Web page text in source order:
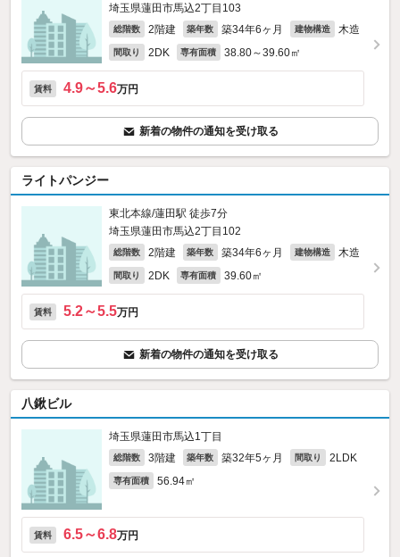
埼玉県蓮田市馬込2丁目103
総階数 2階建 築年数 築34年6ヶ月 建物構造 木造
間取り 2DK 専有面積 38.80～39.60㎡
賃料 4.9～5.6万円
新着の物件の通知を受け取る
ライトパンジー
東北本線/蓮田駅 徒歩7分
埼玉県蓮田市馬込2丁目102
総階数 2階建 築年数 築34年6ヶ月 建物構造 木造
間取り 2DK 専有面積 39.60㎡
賃料 5.2～5.5万円
新着の物件の通知を受け取る
八鍬ビル
埼玉県蓮田市馬込1丁目
総階数 3階建 築年数 築32年5ヶ月 間取り 2LDK
専有面積 56.94㎡
賃料 6.5～6.8万円